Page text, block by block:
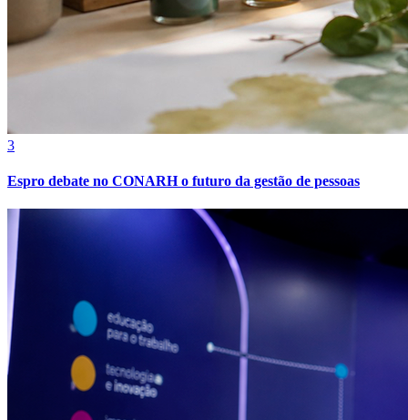
Fortaleza
3
Espro debate no CONARH o futuro da gestão de pessoas